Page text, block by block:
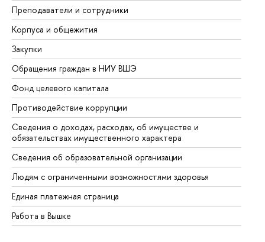
Преподаватели и сотрудники
Корпуса и общежития
Закупки
Обращения граждан в НИУ ВШЭ
Фонд целевого капитала
Противодействие коррупции
Сведения о доходах, расходах, об имуществе и
обязательствах имущественного характера
Сведения об образовательной организации
Людям с ограниченными возможностями здоровья
Единая платежная страница
Работа в Вышке